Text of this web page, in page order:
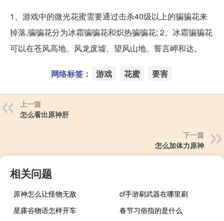
1、游戏中的微光花蜜需要通过击杀40级以上的骗骗花来
掉落,骗骗花分为冰霜骗骗花和炽热骗骗花; 2、冰霜骗骗花
可以在苍风高地、风龙废墟、望风山地、誓言岬和达。
网络标签： 游戏 花蜜 要害
上一篇
怎么看出原神肝
下一篇
怎么加体力原神
相关问题
原神怎么让怪物无敌
cf手游刷武器在哪里刷
星露谷物语怎样开车
春节习俗指的是什么